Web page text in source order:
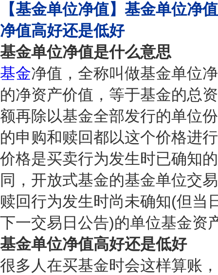
【基金单位净值】基金单位净
净值高好还是低好
基金单位净值是什么意思
基金净值，全称叫做基金单位
的净资产价值，等于基金的总
额再除以基金全部发行的单位
的申购和赎回都以这个价格进
价格是买卖行为发生时已确知
同，开放式基金的基金单位交
赎回行为发生时尚未确知(但当
下一交易日公告)的单位基金资
基金单位净值高好还是低好
很多人在买基金时会这样算账